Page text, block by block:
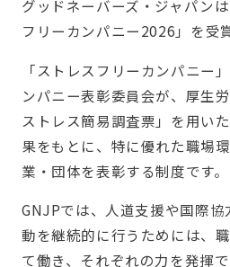
グッドネーバーズ・ジャパン
フリーカンパニー2026」を受
「ストレスフリーカンパニー
ンパニー表彰委員会が、厚生
ストレス簡易調査票」を用い
果をもとに、特に優れた職場
業・団体を表彰する制度です。
GNJPでは、人道支援や国際
動を継続的に行うためには、
て働き、それぞれの力を発揮